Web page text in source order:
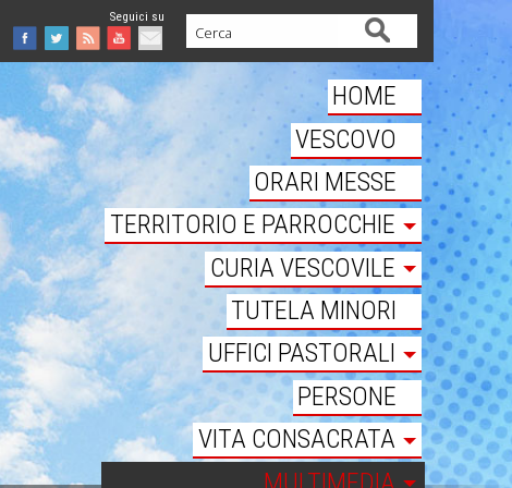
Facebook
Twitter
FeedYoutube
Mail
Cerca
HOME
VESCOVO
ORARI MESSE
TERRITORIO E PARROCCHIE
CURIA VESCOVILE
TUTELA MINORI
UFFICI PASTORALI
PERSONE
VITA CONSACRATA